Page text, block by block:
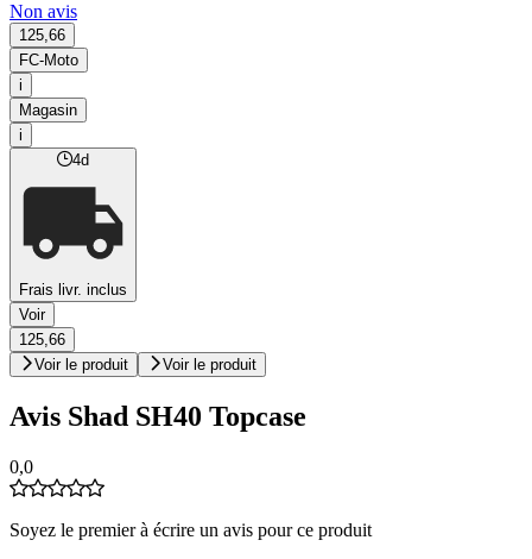
Non avis
125,66
FC-Moto
i
Magasin
i
4d
Frais livr. inclus
Voir
125,66
Voir le produit
Voir le produit
Avis Shad SH40 Topcase
0,0
Soyez le premier à écrire un avis pour ce produit